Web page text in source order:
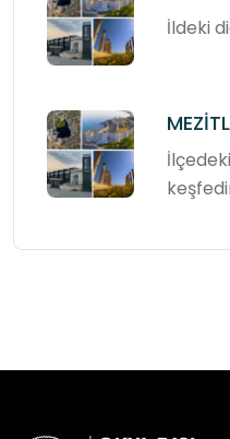
İldeki